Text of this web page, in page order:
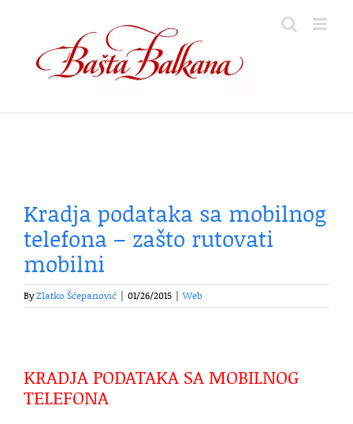
content
Kradja podataka sa mobilnog
telefona – zašto rutovati
mobilni
ByZlatko Šćepanović 01/26/2015 Web
KRADJA PODATAKA SA MOBILNOG
TELEFONA